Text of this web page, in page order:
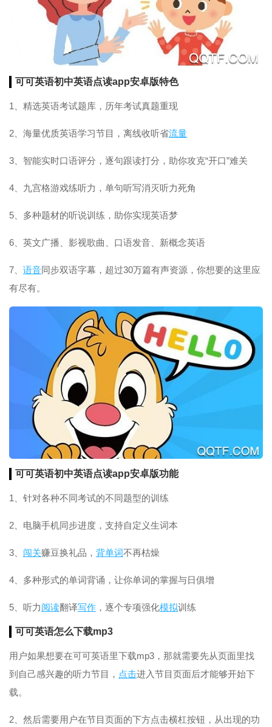
可可英语初中英语点读app安卓版特色
1、精选英语考试题库，历年考试真题重现
2、海量优质英语学习节目，离线收听省流量
3、智能实时口语评分，逐句跟读打分，助你攻克“开口”难关
4、九宫格游戏练听力，单句听写消灭听力死角
5、多种题材的听说训练，助你实现英语梦
6、英文广播、影视歌曲、口语发音、新概念英语
7、 语音同步双语字幕，超过30万篇有声资源，你想要的这里应
有尽有。
可可英语初中英语点读app安卓版功能
1、针对各种不同考试的不同题型的训练
2、电脑手机同步进度，支持自定义生词本
3、 闯关赚豆换礼品， 背单词不再枯燥
4、多种形式的单词背诵，让你单词的掌握与日俱增
5、听力阅读翻译写作 ，逐个专项强化模拟训练
可可英语怎么下载mp3
用户如果想要在可可英语里下载mp3，那就需要先从页面里找
到自己感兴趣的听力节目， 点击进入节目页面后才能够开始下
载。
2、然后需要用户在节目页面的下方点击横杠按钮，从出现的功